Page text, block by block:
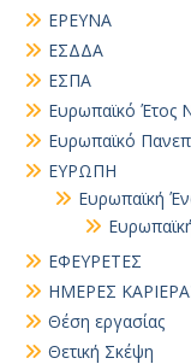
ΕΡΕΥΝΑ
ΕΣΔΔΑ
ΕΣΠΑ
Ευρωπαϊκό Έτος
Ευρωπαϊκό
ΕΥΡΩΠΗ
Ευρωπαϊκή
ΕΦΕΥΡΕΤΕΣ
ΗΜΕΡΕΣ
Θέση εργασίας
Θετική Σκέψη